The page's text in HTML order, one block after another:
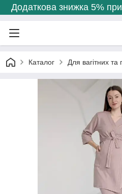
Додаткова знижка 5% при
Каталог Для вагітних